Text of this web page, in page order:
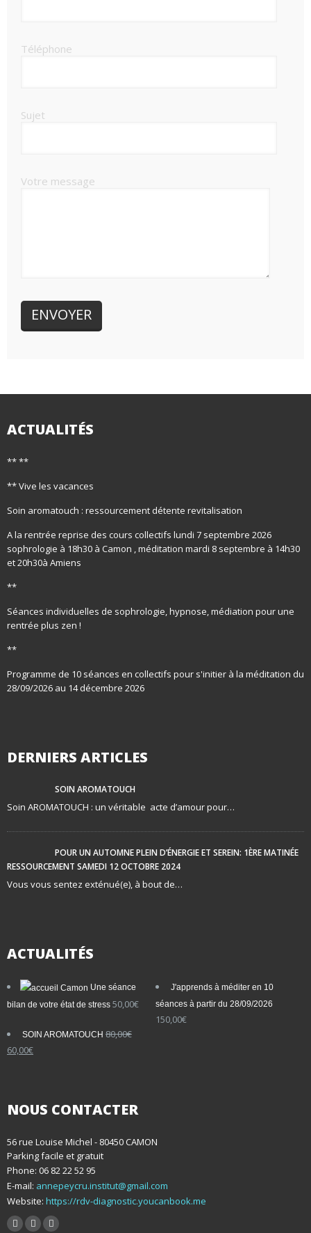
Téléphone
Sujet
Votre message
ACTUALITÉS
** **
** Vive les vacances
Soin aromatouch : ressourcement détente revitalisation
A la rentrée reprise des cours collectifs lundi 7 septembre 2026
sophrologie à 18h30 à Camon , méditation mardi 8 septembre à 14h30
et 20h30à Amiens
**
Séances individuelles de sophrologie, hypnose, médiation pour une
rentrée plus zen !
**
Programme de 10 séances en collectifs pour s'initier à la méditation du
28/09/2026 au 14 décembre 2026
DERNIERS ARTICLES
SOIN AROMATOUCH
Soin AROMATOUCH : un véritable acte d’amour pour…
POUR UN AUTOMNE PLEIN D’ÉNERGIE ET SEREIN: 1ÈRE MATINÉE
RESSOURCEMENT SAMEDI 12 OCTOBRE 2024
Vous vous sentez exténué(e), à bout de…
ACTUALITÉS
Une séance
bilan de votre état de stress 50,00€
J'apprends à méditer en 10
séances à partir du 28/09/2026
150,00€
SOIN AROMATOUCH 80,00€
60,00€
NOUS CONTACTER
56 rue Louise Michel - 80450 CAMON
Parking facile et gratuit
Phone: 06 82 22 52 95
E-mail: annepeycru.institut@gmail.com
Website: https://rdv-diagnostic.youcanbook.me